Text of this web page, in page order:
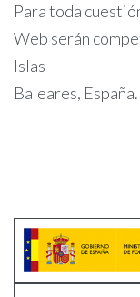
Para toda
Web serán
Islas
Baleares, España.